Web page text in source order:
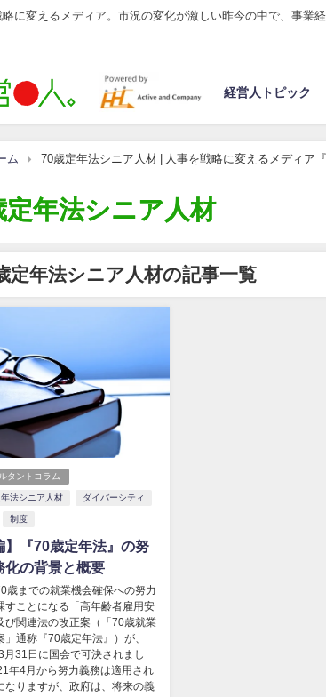
略に変えるメディア。市況の変化が激しい昨今の中で、事業
経営人トピック
ム 70歳定年法シニア人材 | 人事を戦略に変えるメディア『
定年法シニア人材
定年法シニア人材の記事一覧
タントコラム
法シニア人材 ダイバーシティ
制度
】『70歳定年法』の努
化の背景と概要
歳までの就業機会確保への努力
すことになる「高年齢者雇用安
び関連法の改正案（「70歳就業
」通称『70歳定年法』）が、
月31日に国会で可決されまし
年4月から努力義務は適用され
なりますが、政府は、将来の義